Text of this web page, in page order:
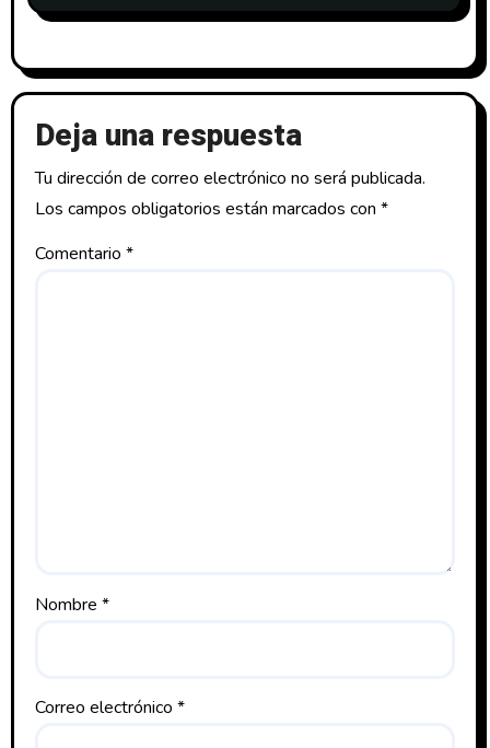
Deja una respuesta
Tu dirección de correo electrónico no será publicada.
Los campos obligatorios están marcados con *
Comentario *
Nombre *
Correo electrónico *